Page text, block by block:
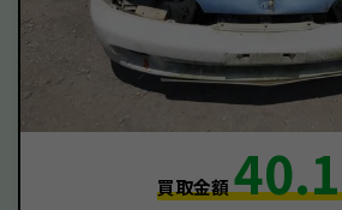
買取金額40.1